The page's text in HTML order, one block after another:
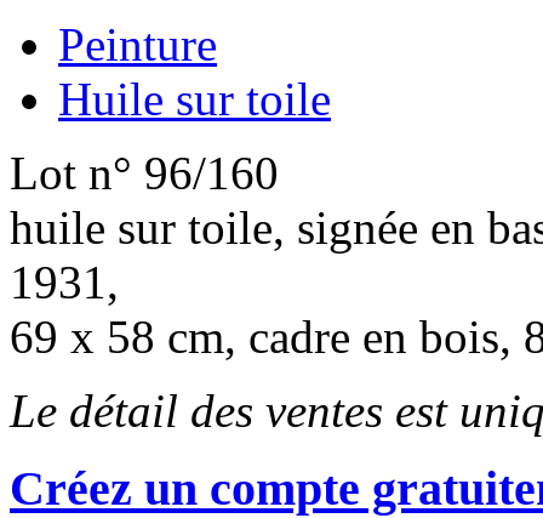
Peinture
Huile sur toile
Lot n° 96/160
huile sur toile, signée en
1931,
69 x 58 cm, cadre en bois,
Le détail des ventes est
Créez un compte